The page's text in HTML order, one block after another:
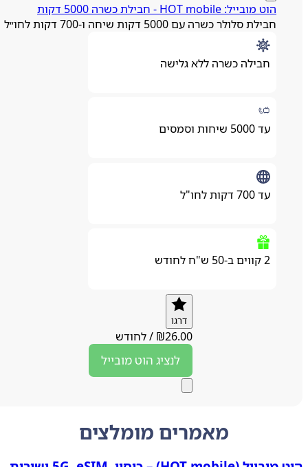
הוט מובייל: HOT mobile - חבילת כשרה 5000 דקות
חבילת סלולר כשרה עם 5000 דקות שיחה ו-700 דקות לחו״ל
חבילה כשרה ללא גלישה
₪26.00
/לחודש
לנציגהוט מובייל
מאמרים מומלצים